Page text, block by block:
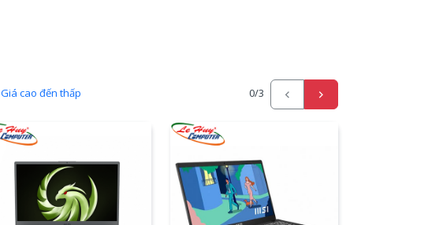
Giá cao đến thấp 0/3